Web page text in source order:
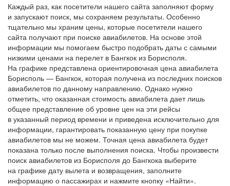
Каждый раз, как посетители нашего сайта заполняют форму
и запускают поиск, мы сохраняем результаты. Особенно
тщательно мы храним цены, которые посетители нашего
сайта получают при поиске авиабилетов. На основе этой
информации мы помогаем быстро подобрать даты с самыми
низкими ценами на перелет в Бангкок из Борисполя.
На графике представлена ориентировочная цена авиабилета
Борисполь — Бангкок, которая получена из последних поисков
авиабилетов по данному направлению. Однако нужно
отметить, что оказанная стоимость авиабилета дает лишь
общее представление об уровне цен на эти рейсы
в указанный период времени и приведена исключительно для
информации, гарантировать показанную цену при покупке
авиабилетов мы не можем. Точная цена авиабилета будет
показана только после выполнения поиска. Чтобы произвести
поиск авиабилетов из Борисполя до Бангкока выберите
на графике дату вылета и возвращения, заполните
информацию о пассажирах и нажмите кнопку «Найти».